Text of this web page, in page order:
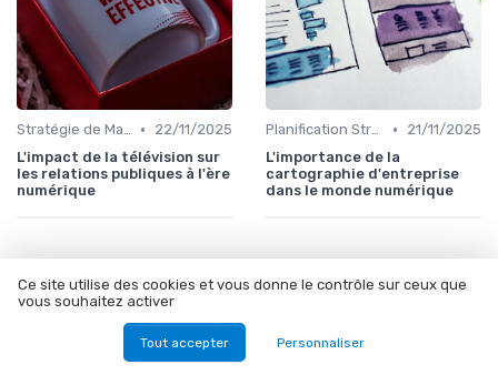
Stratégie de Marketing Digital •
22/11/2025
L'impact de la télévision sur
les relations publiques à l'ère
numérique
Planification Stratégique Digitale •
21/11/2025
L'importance de la
cartographie d'entreprise
dans le monde numérique
Les articles par date
Février 2024
Ce site utilise des cookies et vous donne le contrôle sur ceux que
vous souhaitez activer
Tout accepter Personnaliser